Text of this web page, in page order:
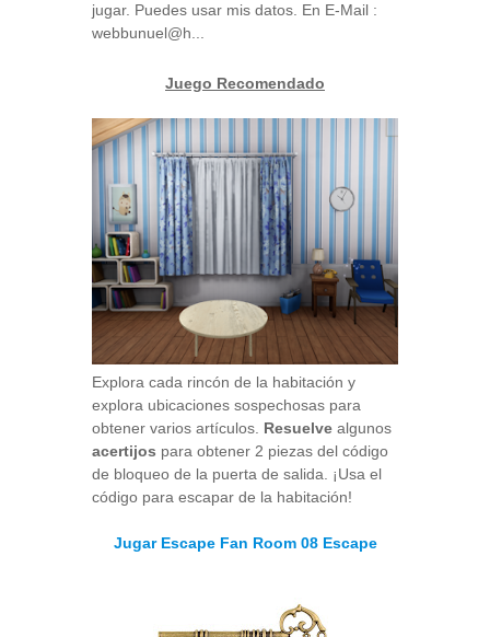
jugar. Puedes usar mis datos. En E-Mail :
webbunuel@h...
Juego Recomendado
Explora cada rincón de la habitación y
explora ubicaciones sospechosas para
obtener varios artículos. Resuelve algunos
acertijos para obtener 2 piezas del código
de bloqueo de la puerta de salida. ¡Usa el
código para escapar de la habitación!
Jugar Escape Fan Room 08 Escape